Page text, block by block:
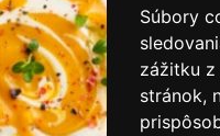
Súbory
zážitku z
stránok,